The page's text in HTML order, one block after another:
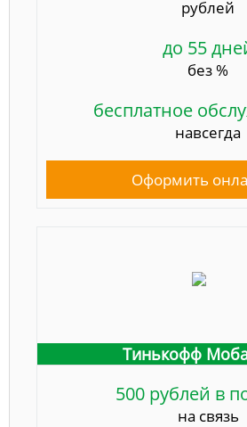
рублей
до 55
без %
бесплатное
навсегда
Оформить
Тинькофф
500 рублей в
на связь